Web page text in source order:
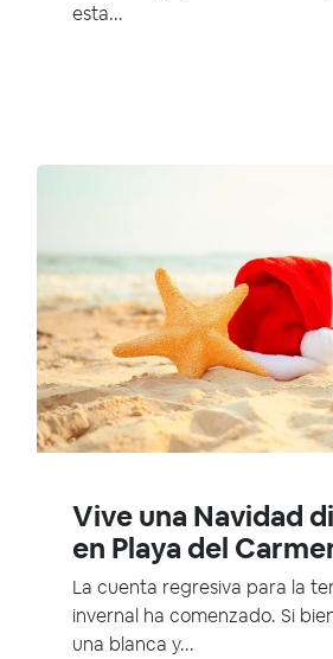
esta...
Vive una Navidad
en Playa del
La cuenta regresiva para la
invernal ha comenzado. Si
una blanca y...